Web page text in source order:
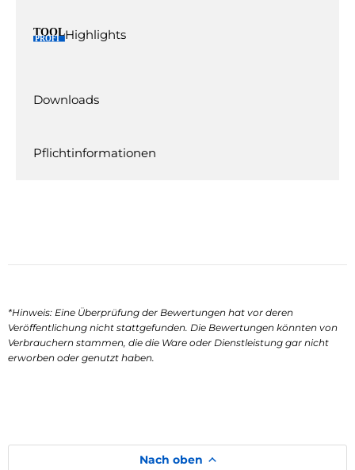
Highlights
Downloads
Pflichtinformationen
*Hinweis: Eine Überprüfung der Bewertungen hat vor deren
Veröffentlichung nicht stattgefunden. Die Bewertungen könnten von
Verbrauchern stammen, die die Ware oder Dienstleistung gar nicht
erworben oder genutzt haben.
Nach oben